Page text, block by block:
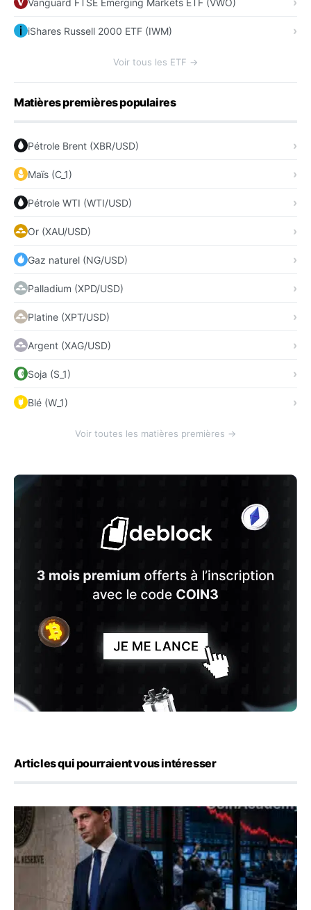
iShares Russell 2000 ETF (IWM)
Voir tous les ETF →
Matières premières populaires
Pétrole Brent (XBR/USD)
Maïs (C_1)
Pétrole WTI (WTI/USD)
Or (XAU/USD)
Gaz naturel (NG/USD)
Palladium (XPD/USD)
Platine (XPT/USD)
Argent (XAG/USD)
Soja (S_1)
Blé (W_1)
Voir toutes les matières premières →
Articles qui pourraient vous intéresser
Kevin Warsh maintient sa communication minimaliste